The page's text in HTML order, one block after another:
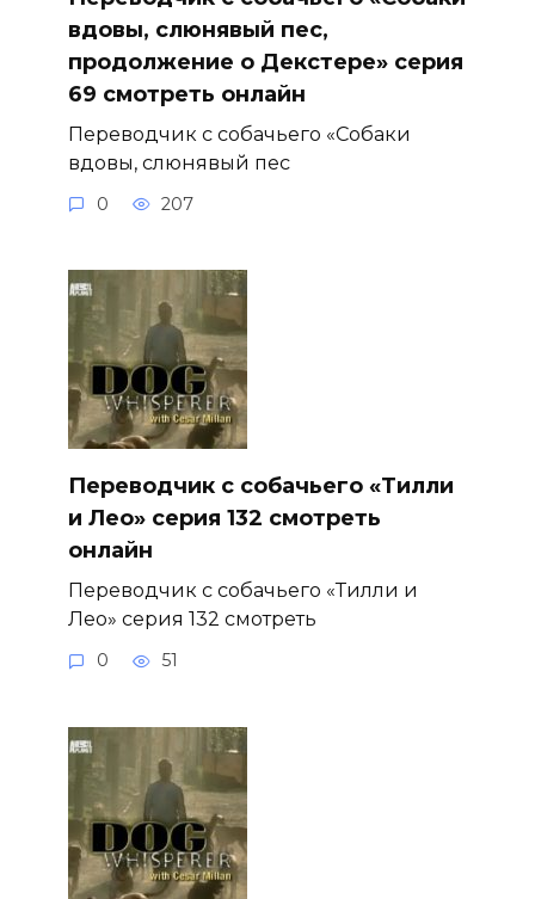
вдовы, слюнявый пес,
продолжение о Декстере» серия
69 смотреть онлайн
Переводчик с собачьего «Собаки
вдовы, слюнявый пес
0 207
Переводчик с собачьего «Тилли
и Лео» серия 132 смотреть
онлайн
Переводчик с собачьего «Тилли и
Лео» серия 132 смотреть
0 51